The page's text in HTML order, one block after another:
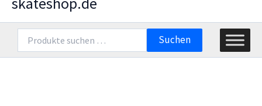
nach:
Suchen